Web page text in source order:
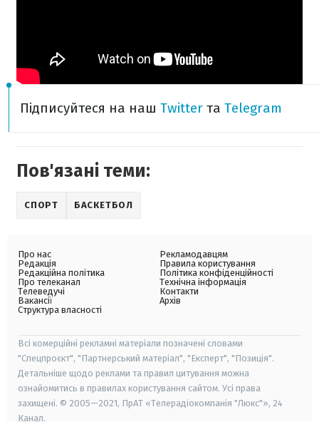
Підписуйтеся на наш Twitter та Telegram
Пов'язані теми:
СПОРТ БАСКЕТБОЛ
Про нас
Редакція
Редакційна політика
Про телеканал
Телеведучі
Вакансії
Структура власності
Рекламодавцям
Правила користування
Політика конфіденційності
Технічна інформація
Контакти
Архів
Всі комерційні рекламні матеріали позначені словами
"Спецпроєкт", "Партнерський матеріал", "Експерт", "Позиція".
Детальніше щодо реклами та правил цитування можна
ознайомитись в правилах користування сайтом. Усі права
захищені. © 2005—2021, ПрАТ «Телерадіокомпанія "Люкс"», 24
Канал.